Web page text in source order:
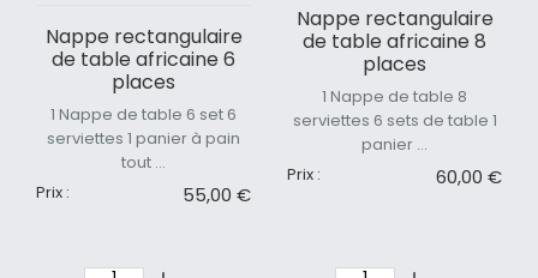
Nappe rectangulaire
de table africaine 6
places
1 Nappe de table 6 set 6
serviettes 1 panier à pain
tout ...
Prix :
55,00 €
Nappe rectangulaire
de table africaine 8
places
1 Nappe de table 8
serviettes 6 sets de table 1
panier ...
Prix :
60,00 €